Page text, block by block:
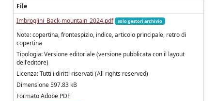
File
Imbroglini_Back-mountain_2024.pdf
solo gestori archivio
Note: copertina, frontespizio, indice, articolo principale, retro di
copertina
Tipologia: Versione editoriale (versione pubblicata con il layout
dell'editore)
Licenza: Tutti i diritti riservati (All rights reserved)
Dimensione 597.83 kB
Formato Adobe PDF